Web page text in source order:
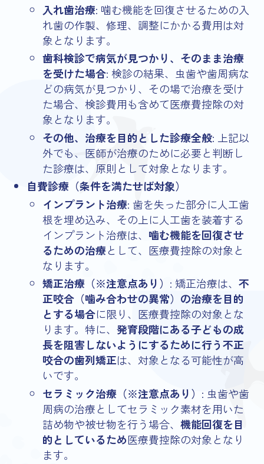
入れ歯治療: 噛む機能を回復させるための入
れ歯の作製、修理、調整にかかる費用は対
象となります。
歯科検診で病気が見つかり、そのまま治療
を受けた場合: 検診の結果、虫歯や歯周病な
どの病気が見つかり、その場で治療を受け
た場合、検診費用も含めて医療費控除の対
象となります。
その他、治療を目的とした診療全般: 上記以
外でも、医師が治療のために必要と判断し
た診療は、原則として対象となります。
自費診療（条件を満たせば対象）
インプラント治療: 歯を失った部分に人工歯
根を埋め込み、その上に人工歯を装着する
インプラント治療は、 噛む機能を回復させ
るための治療として、医療費控除の対象と
なります。
矯正治療（※注意点あり） : 矯正治療は、 不
正咬合（噛み合わせの異常）の治療を目的
とする場合に限り、医療費控除の対象とな
ります。特に、 発育段階にある子どもの成
長を阻害しないようにするために行う不正
咬合の歯列矯正は、対象となる可能性が高
いです。
セラミック治療（※注意点あり） : 虫歯や歯
周病の治療としてセラミック素材を用いた
詰め物や被せ物を行う場合、 機能回復を目
的としているため医療費控除の対象となり
ます。